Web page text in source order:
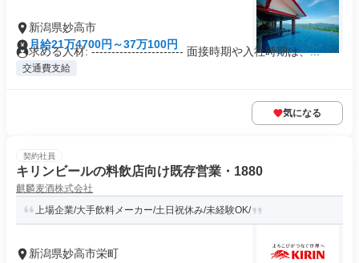
新潟県妙高市
月給21万4700円～37万100円
求める人材: ----------------------- 面接時期や入社時期は、...
交通費支給
気になる
契約社員
キリンビールの料飲店向け既存営業・1880
麒麟麦酒株式会社
上場企業/大手飲料メーカー/土日祝休み/未経験OK/
新潟県妙高市栄町